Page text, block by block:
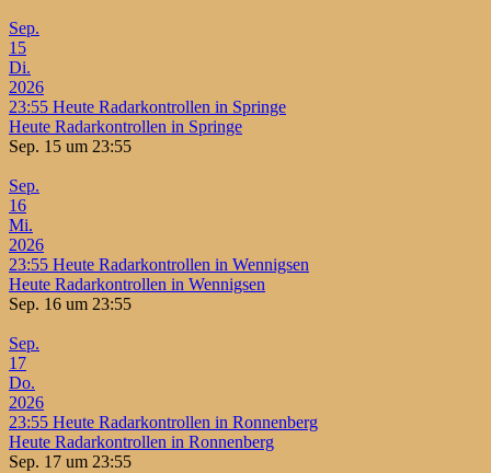
Sep.
15
Di.
2026
23:55 Heute Radarkontrollen in Springe
Heute Radarkontrollen in Springe
Sep. 15 um 23:55
Sep.
16
Mi.
2026
23:55 Heute Radarkontrollen in Wennigsen
Heute Radarkontrollen in Wennigsen
Sep. 16 um 23:55
Sep.
17
Do.
2026
23:55 Heute Radarkontrollen in Ronnenberg
Heute Radarkontrollen in Ronnenberg
Sep. 17 um 23:55